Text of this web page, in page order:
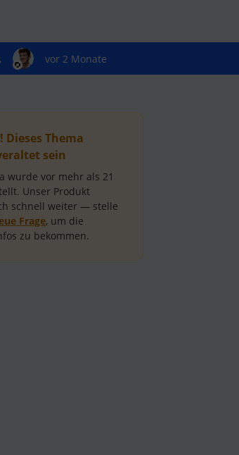
vor 2 Monate
Dieses Thema
sein
wurde vor mehr als 21
Unser Produkt
schnell weiter — stelle
Frage, um die
zu bekommen.